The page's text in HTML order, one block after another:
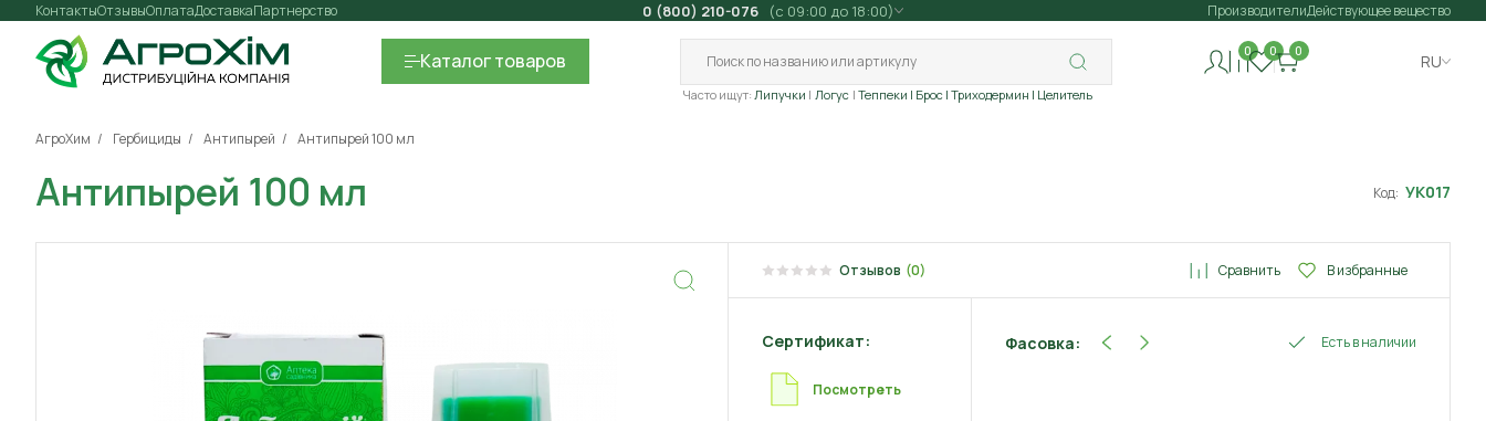
Контакты Оплата
Отзывы ДоставкаПартнерство 0 (800) 210-076 (с 09:00 до 18:00) ПроизводителиДействующее вещество
Каталогтоваров
Часто ищут: Липучки Логус Теппеки | Брос | Триходермин | Целитель
0 0 0
RU
АгроХим Гербициды Антипырей Антипырей 100 мл
Антипырей 100 мл Код: УК017
Отзывов (0) Сравнить В избранные
Сертификат:
Посмотреть
Фасовка: Есть в наличии